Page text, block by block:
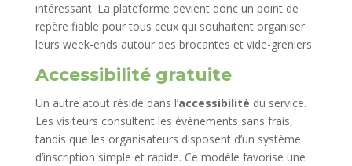
intéressant. La plateforme devient donc un point de
repère fiable pour tous ceux qui souhaitent organiser
leurs week-ends autour des brocantes et vide-greniers.
Accessibilité gratuite
Un autre atout réside dans l’accessibilité du service.
Les visiteurs consultent les événements sans frais,
tandis que les organisateurs disposent d’un système
d’inscription simple et rapide. Ce modèle favorise une